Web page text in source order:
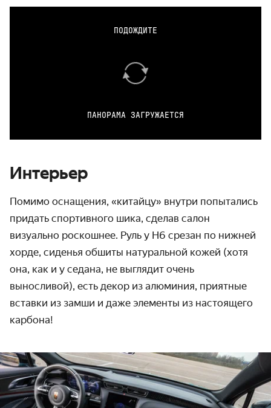
ПОДОЖДИТЕ
ПАНОРАМА ЗАГРУЖАЕТСЯ
Интерьер
Помимо оснащения, «китайцу» внутри попытались
придать спортивного шика, сделав салон
визуально роскошнее. Руль у H6 срезан по нижней
хорде, сиденья обшиты натуральной кожей (хотя
она, как и у седана, не выглядит очень
выносливой), есть декор из алюминия, приятные
вставки из замши и даже элементы из настоящего
карбона!